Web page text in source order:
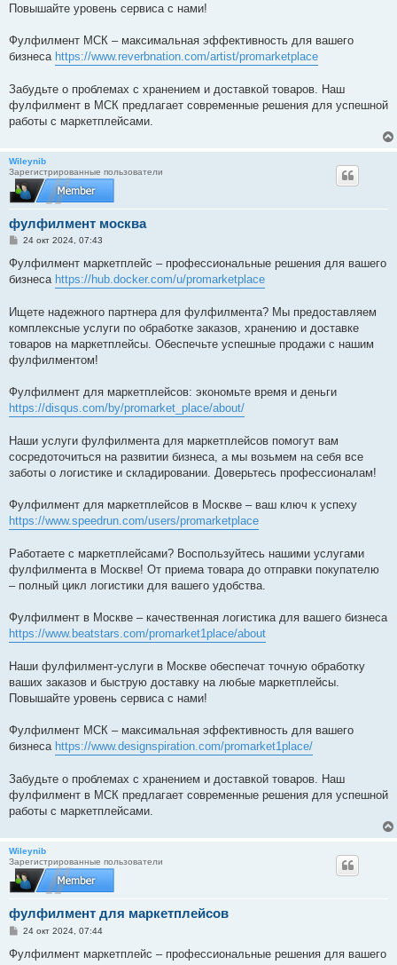
Повышайте уровень сервиса с нами!
Фулфилмент МСК – максимальная эффективность для вашего
бизнеса https://www.reverbnation.com/artist/promarketplace
Забудьте о проблемах с хранением и доставкой товаров. Наш
фулфилмент в МСК предлагает современные решения для успешной
работы с маркетплейсами.
Wileynib
Зарегистрированные пользователи
фулфилмент москва
С
о
б
щ
и
е
24 окт 2024, 07:43
Фулфилмент маркетплейс – профессиональные решения для вашего
бизнеса https://hub.docker.com/u/promarketplace
Ищете надежного партнера для фулфилмента? Мы предоставляем
комплексные услуги по обработке заказов, хранению и доставке
товаров на маркетплейсы. Обеспечьте успешные продажи с нашим
фулфилментом!
Фулфилмент для маркетплейсов: экономьте время и деньги
https://disqus.com/by/promarket_place/about/
Наши услуги фулфилмента для маркетплейсов помогут вам
сосредоточиться на развитии бизнеса, а мы возьмем на себя все
заботы о логистике и складировании. Доверьтесь профессионалам!
Фулфилмент для маркетплейсов в Москве – ваш ключ к успеху
https://www.speedrun.com/users/promarketplace
Работаете с маркетплейсами? Воспользуйтесь нашими услугами
фулфилмента в Москве! От приема товара до отправки покупателю
– полный цикл логистики для вашего удобства.
Фулфилмент в Москве – качественная логистика для вашего бизнеса
https://www.beatstars.com/promarket1place/about
Наши фулфилмент-услуги в Москве обеспечат точную обработку
ваших заказов и быструю доставку на любые маркетплейсы.
Повышайте уровень сервиса с нами!
Фулфилмент МСК – максимальная эффективность для вашего
бизнеса https://www.designspiration.com/promarket1place/
Забудьте о проблемах с хранением и доставкой товаров. Наш
фулфилмент в МСК предлагает современные решения для успешной
работы с маркетплейсами.
Wileynib
Зарегистрированные пользователи
фулфилмент для маркетплейсов
С
о
б
24 окт 2024, 07:44
Фулфилмент маркетплейс – профессиональные решения для вашего